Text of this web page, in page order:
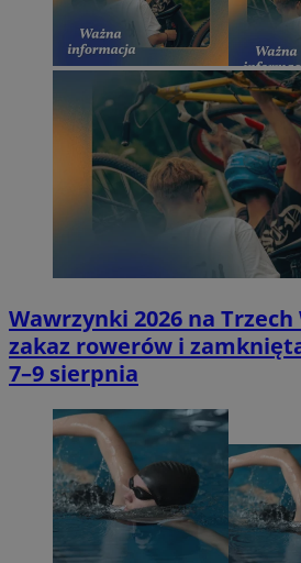
Wawrzynki 2026 na Trzech
zakaz rowerów i
7–9 sierpnia